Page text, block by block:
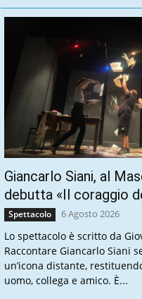
Giancarlo Siani, al
debutta «Il coraggio
Spettacolo 6 Agosto 2026
Lo spettacolo è scritto da
Raccontare Giancarlo Siani
un’icona distante,
uomo, collega e amico. È...